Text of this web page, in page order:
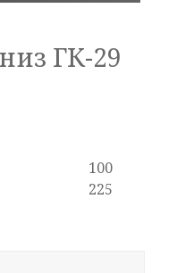
ГК-29
100
225